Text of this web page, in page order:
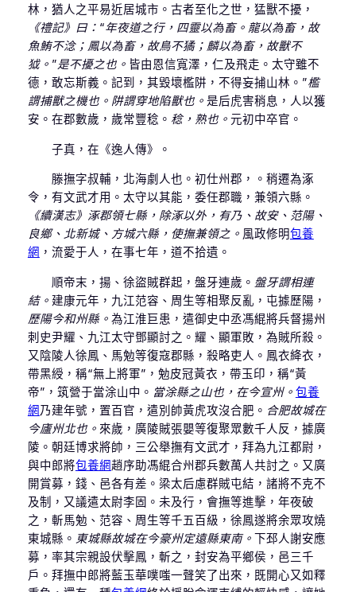
林，猶人之平易近居城市。古者至化之世，猛獸不擾，
《禮記》曰：“年夜道之行，四靈以為畜。龍以為畜，故
魚鮪不淰；鳳以為畜，故鳥不獝；麟以為畜，故獸不
狘。”是不擾之也。 皆由恩信寬澤，仁及飛走。太守雖不
德，敢忘斯義。記到，其毀壞檻阱，不得妄捕山林。”檻
謂捕獸之機也。阱謂穿地陷獸也。 是后虎害稍息，人以獲
安。在郡數歲，歲常豐稔。 稔，熟也。 元初中卒官。
子真，在《逸人傳》。
滕撫字叔輔，北海劇人也。初仕州郡，。稍遷為涿
令，有文武才用。太守以其能，委任郡職，兼領六縣。
《續漢志》涿郡領七縣，除涿以外，有乃、故安、范陽、
良鄉、北新城、方城六縣，使撫兼領之。 風政修明包養
網 ，流愛于人，在事七年，道不拾遺。
順帝末，揚、徐盜賊群起，盤牙連歲。 盤牙謂相連
結。 建康元年，九江范容、周生等相聚反亂，屯據歷陽，
歷陽今和州縣。 為江淮巨患，遣御史中丞馮緄將兵督揚州
刺史尹耀、九江太守鄧顯討之。耀、顯軍敗，為賊所殺。
又陰陵人徐鳳、馬勉等復寇郡縣，殺略吏人。鳳衣絳衣，
帶黑綬，稱“無上將軍”，勉皮冠黃衣，帶玉印，稱“黃
帝”，筑營于當涂山中。 當涂縣之山也，在今宣州。 包養
網乃建年號，置百官，遣別帥黃虎攻沒合肥。 合肥故城在
今廬州北也。 來歲，廣陵賊張嬰等復聚眾數千人反，據廣
陵。朝廷博求將帥，三公舉撫有文武才，拜為九江都尉，
與中郎將包養網趙序助馮緄合州郡兵數萬人共討之。又廣
開賞募，錢、邑各有差。梁太后慮群賊屯結，諸將不克不
及制，又議遣太尉李固。未及行，會撫等進擊，年夜破
之，斬馬勉、范容、周生等千五百級，徐鳳遂將余眾攻燒
東城縣。 東城縣故城在今豪州定遠縣東南。 下邳人謝安應
募，率其宗親設伏擊鳳，斬之，封安為平鄉侯，邑三千
戶。拜撫中郎將藍玉華噗嗤一聲笑了出來，既開心又如釋